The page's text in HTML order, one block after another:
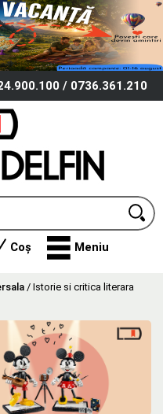
/ 0736.361.210
Coș Meniu
/ Istorie si critica literara